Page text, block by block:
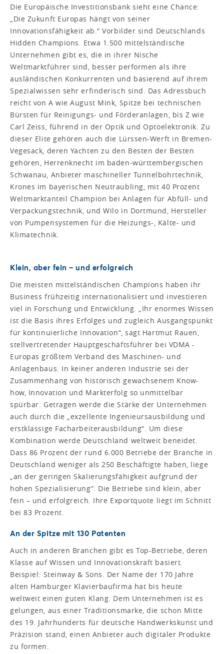
Die Europäische Investitionsbank sieht eine Chance:
„Die Zukunft Europas hängt von seiner
Innovationsfähigkeit ab.“ Vorbilder sind Deutschlands
Hidden Champions. Etwa 1.500 mittelständische
Unternehmen gibt es, die in ihrer Nische
Weltmarktführer sind, besser performen als ihre
ausländischen Konkurrenten und basierend auf ihrem
Spezialwissen sehr erfinderisch sind. Das Adressbuch
reicht von A wie August Mink, Spitze bei technischen
Bürsten für Reinigungs- und Förderanlagen, bis Z wie
Carl Zeiss, führend in der Optik und Optoelektronik. Zu
dieser Elite gehören auch die Lürssen-Werft in Bremen-
Vegesack, deren Yachten zu den Besten der Besten
gehören, Herrenknecht im baden-württembergischen
Schwanau, Anbieter maschineller Tunnelbohrtechnik,
Krones im bayerischen Neutraubling, mit 40 Prozent
Weltmarktanteil Champion bei Anlagen für Abfüll- und
Verpackungstechnik, und Wilo in Dortmund, Hersteller
von Pumpensystemen für die Heizungs-, Kälte- und
Klimatechnik.
Klein, aber fein – und erfolgreich
Die meisten mittelständischen Champions haben ihr
Business frühzeitig internationalisiert und investieren
viel in Forschung und Entwicklung. „Ihr enormes Wissen
ist die Basis ihres Erfolges und zugleich Ausgangspunkt
für kontinuierliche Innovation“, sagt Hartmut Rauen,
stellvertretender Hauptgeschäftsführer bei VDMA -
Europas größtem Verband des Maschinen- und
Anlagenbaus. In keiner anderen Industrie sei der
Zusammenhang von historisch gewachsenem Know-
how, Innovation und Markterfolg so unmittelbar
spürbar. Getragen werde die Stärke der Unternehmen
auch durch die „exzellente Ingenieursausbildung und
erstklassige Facharbeiterausbildung“. Um diese
Kombination werde Deutschland weltweit beneidet.
Dass 86 Prozent der rund 6.000 Betriebe der Branche in
Deutschland weniger als 250 Beschäftigte haben, liege
„an der geringen Skalierungsfähigkeit aufgrund der
hohen Spezialisierung“. Die Betriebe sind klein, aber
fein – und erfolgreich. Ihre Exportquote liegt im Schnitt
bei 83 Prozent.
An der Spitze mit 130 Patenten
Auch in anderen Branchen gibt es Top-Betriebe, deren
Klasse auf Wissen und Innovationskraft basiert.
Beispiel: Steinway & Sons. Der Name der 170 Jahre
alten Hamburger Klavierbaufirma hat bis heute
weltweit einen guten Klang. Dem Unternehmen ist es
gelungen, aus einer Traditionsmarke, die schon Mitte
des 19. Jahrhunderts für deutsche Handwerkskunst und
Präzision stand, einen Anbieter auch digitaler Produkte
zu formen.